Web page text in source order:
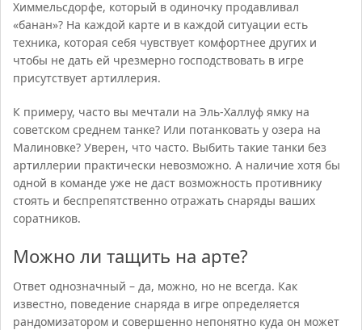
Химмельсдорфе, который в одиночку продавливал
«банан»? На каждой карте и в каждой ситуации есть
техника, которая себя чувствует комфортнее других и
чтобы не дать ей чрезмерно господствовать в игре
присутствует артиллерия.
К примеру, часто вы мечтали на Эль-Халлуф ямку на
советском среднем танке? Или потанковать у озера на
Малиновке? Уверен, что часто. Выбить такие танки без
артиллерии практически невозможно. А наличие хотя бы
одной в команде уже не даст возможность противнику
стоять и беспрепятственно отражать снаряды ваших
соратников.
Можно ли тащить на арте?
Ответ однозначный – да, можно, но не всегда. Как
известно, поведение снаряда в игре определяется
рандомизатором и совершенно непонятно куда он может